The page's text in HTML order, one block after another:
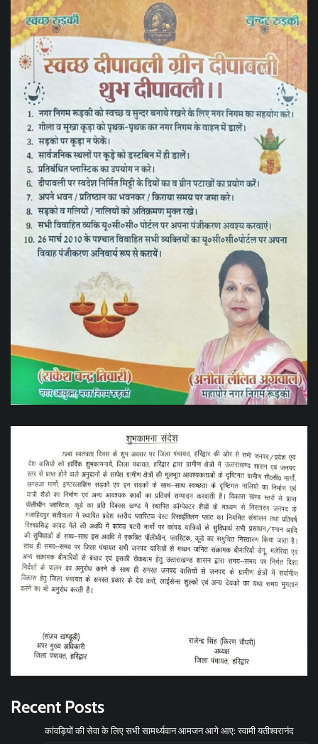
Recent Posts
कांवड़ियों की सेवा के लिए सभी सामर्थ्यवान आमजन आगे आए: स्वामी यतीश्वरानंद